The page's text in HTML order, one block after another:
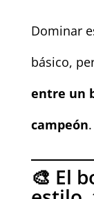
Dominar
básico,
entre un
campeón
🎨 El